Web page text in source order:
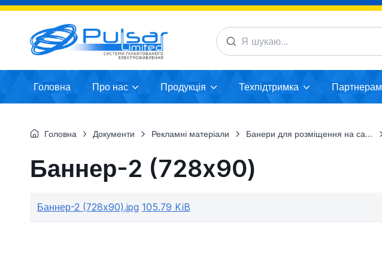
Головна Про нас Продукція Техпідтримка Партнерам
Головна Документи Рекламні матеріали Банери для розміщення на сайтах
Баннер-2 (728x90)
Баннер-2 (728x90).jpg 105.79 KiB